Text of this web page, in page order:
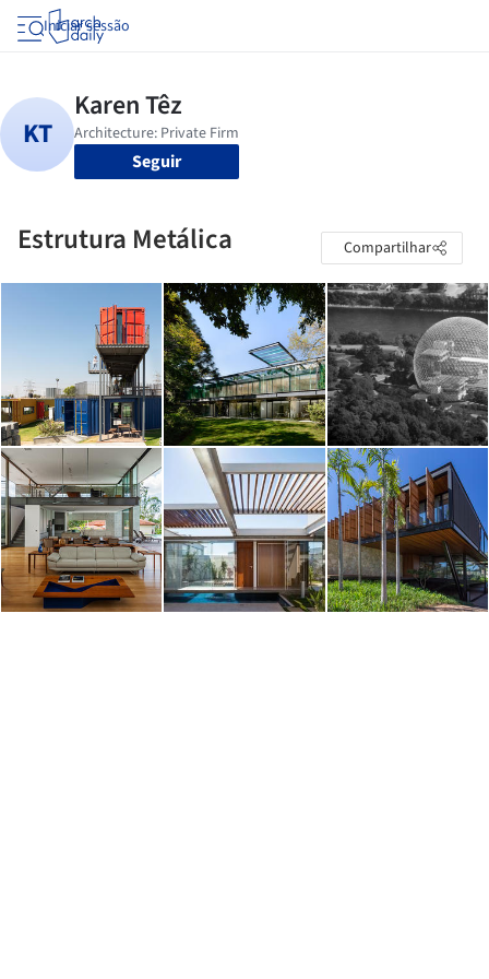
Iniciar sessão
Seguir
Estrutura Metálica Compartilhar